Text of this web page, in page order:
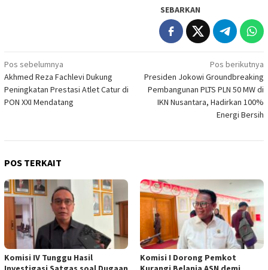
SEBARKAN
Navigasi
pos
Pos sebelumnya
Akhmed Reza Fachlevi Dukung
Peningkatan Prestasi Atlet Catur di
PON XXI Mendatang
Pos berikutnya
Presiden Jokowi Groundbreaking
Pembangunan PLTS PLN 50 MW di
IKN Nusantara, Hadirkan 100%
Energi Bersih
POS TERKAIT
Komisi IV Tunggu Hasil
Komisi I Dorong Pemkot